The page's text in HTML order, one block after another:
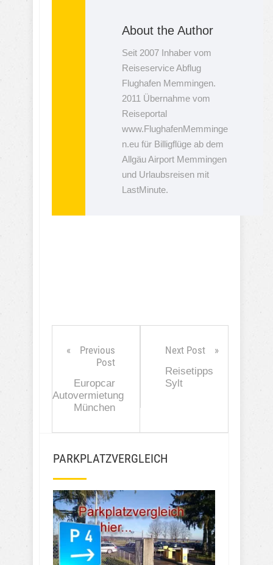
About the Author
Seit 2007 Inhaber vom
Reiseservice Abflug
Flughafen Memmingen.
2011 Übernahme vom
Reiseportal
www.FlughafenMemminge
n.eu für Billigflüge ab dem
Allgäu Airport Memmingen
und Urlaubsreisen mit
LastMinute.
Previous
Post
Europcar
Autovermietung
München
Next Post
Reisetipps
Sylt
PARKPLATZVERGLEICH